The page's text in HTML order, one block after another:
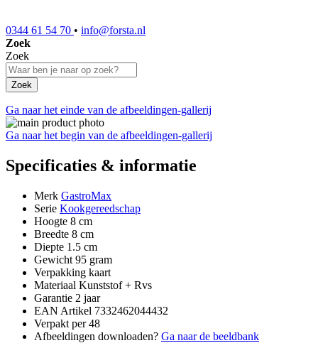
0344 61 54 70 • info@forsta.nl
Zoek
Zoek
Zoek
Ga naar het einde van de afbeeldingen-gallerij
Ga naar het begin van de afbeeldingen-gallerij
Specificaties & informatie
Merk GastroMax
Serie Kookgereedschap
Hoogte 8 cm
Breedte 8 cm
Diepte 1.5 cm
Gewicht 95 gram
Verpakking kaart
Materiaal Kunststof + Rvs
Garantie 2 jaar
EAN Artikel 7332462044432
Verpakt per 48
Afbeeldingen downloaden? Ga naar de beeldbank